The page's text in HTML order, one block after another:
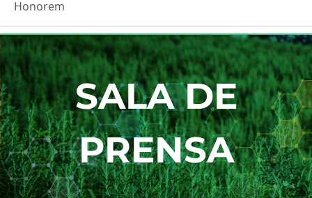
Honorem
SALA DE
PRENSA